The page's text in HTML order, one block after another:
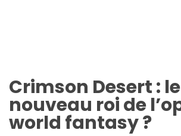
Crimson Desert : le
nouveau roi de
world fantasy ?